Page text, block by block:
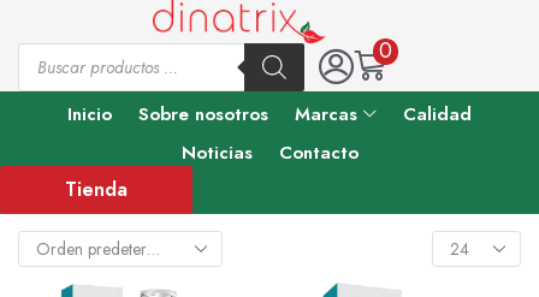
0
Inicio Sobre nosotros Marcas
Calidad
Noticias
Contacto
Tienda